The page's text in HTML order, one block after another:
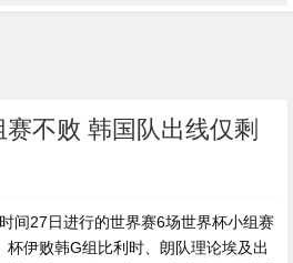
不败 韩国队出线仅剩
27日进行的世界赛6场世界杯小组赛
杯伊败韩G组比利时、朗队理论埃及出